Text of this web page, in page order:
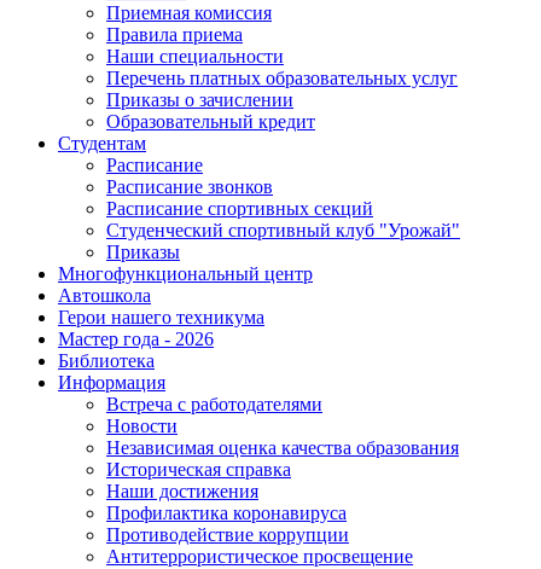
Приемная комиссия
Правила приема
Наши специальности
Перечень платных образовательных услуг
Приказы о зачислении
Образовательный кредит
Студентам
Расписание
Расписание звонков
Расписание спортивных секций
Студенческий спортивный клуб "Урожай"
Приказы
Многофункциональный центр
Автошкола
Герои нашего техникума
Мастер года - 2026
Библиотека
Информация
Встреча с работодателями
Новости
Независимая оценка качества образования
Историческая справка
Наши достижения
Профилактика коронавируса
Противодействие коррупции
Антитеррористическое просвещение